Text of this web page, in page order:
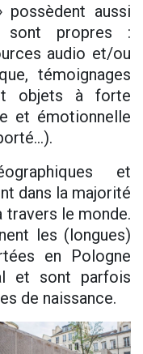
possèdent aussi
propres :
audio et/ou
témoignages
objets à forte
et émotionnelle
et
dans la majorité
travers le monde.
les (longues)
en Pologne
et sont parfois
de naissance.